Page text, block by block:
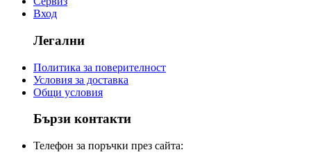
Вход
Легални
Политика за поверителност
Условия за доставка
Общи условия
Бързи контакти
Телефон за поръчки през сайта: